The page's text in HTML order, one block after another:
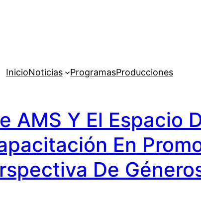
InicioNoticias ProgramasProducciones
AMS Y El Espacio
En
De